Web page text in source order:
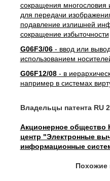
сокращения многословия
для передачи
подавление излишней
сокращение избыточности
G06F3/06- ввод или
использованием
G06F12/08- в
например в системах
Владельцы патента RU
Акционерное общество
центр "Электронные
информационные
Похожие